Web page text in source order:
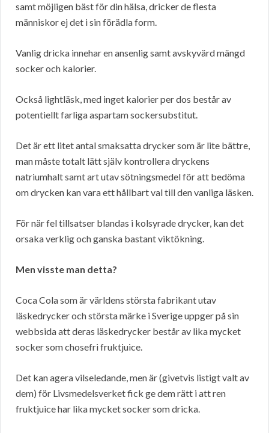
samt möjligen bäst för din hälsa, dricker de flesta
människor ej det i sin förädla form.
Vanlig dricka innehar en ansenlig samt avskyvärd mängd
socker och kalorier.
Också lightläsk, med inget kalorier per dos består av
potentiellt farliga aspartam sockersubstitut.
Det är ett litet antal smaksatta drycker som är lite bättre,
man måste totalt lätt själv kontrollera dryckens
natriumhalt samt art utav sötningsmedel för att bedöma
om drycken kan vara ett hållbart val till den vanliga läsken.
För när fel tillsatser blandas i kolsyrade drycker, kan det
orsaka verklig och ganska bastant viktökning.
Men visste man detta?
Coca Cola som är världens största fabrikant utav
läskedrycker och största märke i Sverige uppger på sin
webbsida att deras läskedrycker består av lika mycket
socker som chosefri fruktjuice.
Det kan agera vilseledande, men är (givetvis listigt valt av
dem) för Livsmedelsverket fick ge dem rätt i att ren
fruktjuice har lika mycket socker som dricka.